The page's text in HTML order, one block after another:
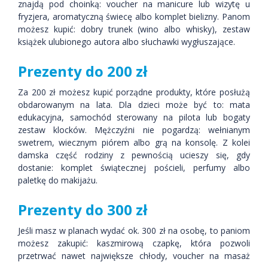
znajdą pod choinką: voucher na manicure lub wizytę u
fryzjera, aromatyczną świecę albo komplet bielizny. Panom
możesz kupić: dobry trunek (wino albo whisky), zestaw
książek ulubionego autora albo słuchawki wygłuszające.
Prezenty do 200 zł
Za 200 zł możesz kupić porządne produkty, które posłużą
obdarowanym na lata. Dla dzieci może być to: mata
edukacyjna, samochód sterowany na pilota lub bogaty
zestaw klocków. Mężczyźni nie pogardzą: wełnianym
swetrem, wiecznym piórem albo grą na konsolę. Z kolei
damska część rodziny z pewnością ucieszy się, gdy
dostanie: komplet świątecznej pościeli, perfumy albo
paletkę do makijażu.
Prezenty do 300 zł
Jeśli masz w planach wydać ok. 300 zł na osobę, to paniom
możesz zakupić: kaszmirową czapkę, która pozwoli
przetrwać nawet największe chłody, voucher na masaż